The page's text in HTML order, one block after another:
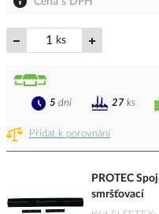
ks
Přidat k porovnání
5 dní 27 ks
PROTEC
smršťovací